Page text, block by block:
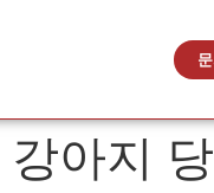
강아지